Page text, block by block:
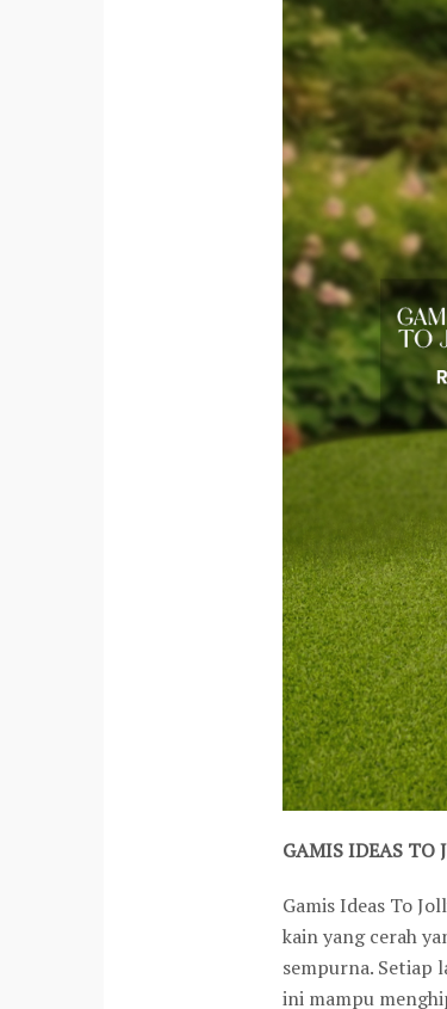
GAMIS IDEAS TO
Gamis Ideas To
kain yang cerah
sempurna. Setiap
ini mampu